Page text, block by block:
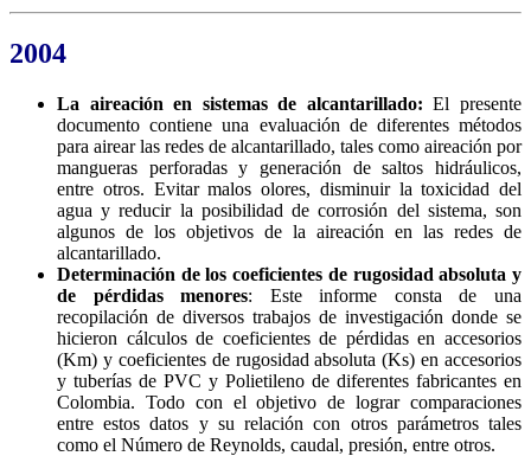
2004
La aireación en sistemas de alcantarillado:El presente
documento contiene una evaluación de diferentes métodos
para airear las redes de alcantarillado, tales como aireación por
mangueras perforadas y generación de saltos hidráulicos,
entre otros. Evitar malos olores, disminuir la toxicidad del
agua y reducir la posibilidad de corrosión del sistema, son
algunos de los objetivos de la aireación en las redes de
alcantarillado.
Determinación de los coeficientes de rugosidad absoluta y
de pérdidas menores: Este informe consta de una
recopilación de diversos trabajos de investigación donde se
hicieron cálculos de coeficientes de pérdidas en accesorios
(Km) y coeficientes de rugosidad absoluta (Ks) en accesorios
y tuberías de PVC y Polietileno de diferentes fabricantes en
Colombia. Todo con el objetivo de lograr comparaciones
entre estos datos y su relación con otros parámetros tales
como el Número de Reynolds, caudal, presión, entre otros.